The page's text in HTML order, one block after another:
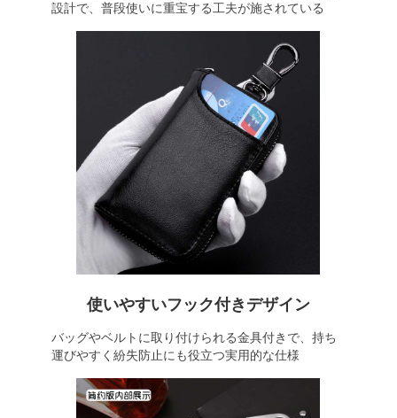
設計で、普段使いに重宝する工夫が施されている
使いやすいフック付きデザイン
バッグやベルトに取り付けられる金具付きで、持ち
運びやすく紛失防止にも役立つ実用的な仕様